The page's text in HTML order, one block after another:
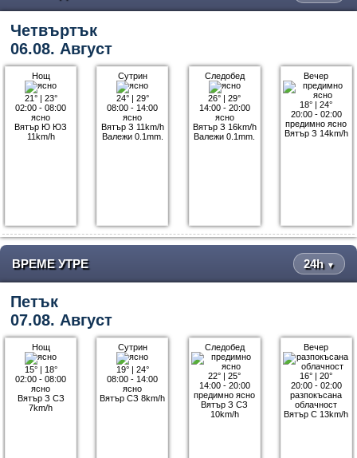
Четвъртък
06.08. Август
Нощ
21°| 23°
02:00 - 08:00
ясно
Вятър Ю ЮЗ
11km/h
Сутрин
24°| 29°
08:00 - 14:00
ясно
Вятър З 11km/h
Валежи 0.1mm.
Следобед
26° |29°
14:00 - 20:00
ясно
Вятър З 16km/h
Валежи 0.1mm.
Вечер
18° |24°
20:00 - 02:00
предимно ясно
Вятър З 14km/h
ВРЕМЕ УТРЕ 24h ▼
Петък
07.08. Август
Нощ
15°| 18°
02:00 - 08:00
ясно
Вятър З СЗ
7km/h
Сутрин
19°| 24°
08:00 - 14:00
ясно
Вятър СЗ 8km/h
Следобед
22° |25°
14:00 - 20:00
предимно ясно
Вятър З СЗ
10km/h
Вечер
16° |20°
20:00 - 02:00
разпокъсана
облачност
Вятър С 13km/h